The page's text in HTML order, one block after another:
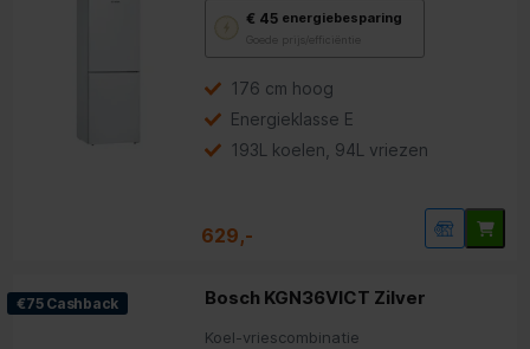
€ 45 energiebesparing
Goede prijs/efficiëntie
Youreko’s
voor
energiebesparing.
176 cm hoog
Energieklasse E
193L koelen, 94L vriezen
629,-
€75 Cashback Bosch KGN36VICT Zilver
Koel-vriescombinatie